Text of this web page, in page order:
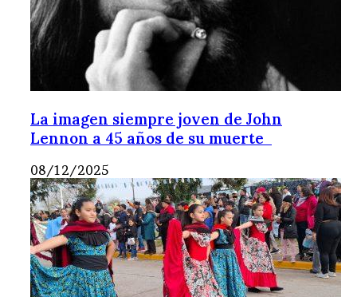
La imagen siempre joven de John
Lennon a 45 años de su muerte
08/12/2025